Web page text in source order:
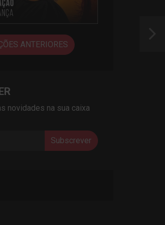
ANTERIORES
novidades na sua caixa
Subscrever